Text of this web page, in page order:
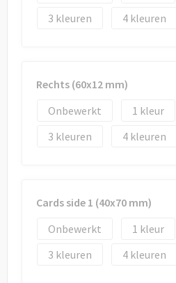
Waterbestendige tassen
Goodiebags
3
4
Rechts (60x12 mm)
Onbewerkt
1
3
4
Cards side 1 (40x70 mm)
Onbewerkt
1
3
4